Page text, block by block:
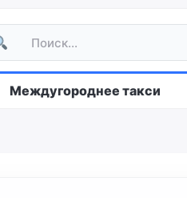
Междугороднее такси